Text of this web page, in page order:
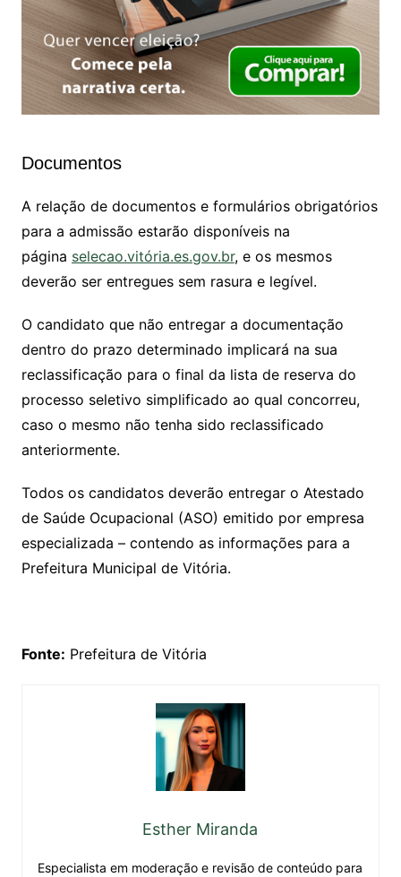
Documentos
A relação de documentos e formulários obrigatórios
para a admissão estarão disponíveis na
página selecao.vitória.es.gov.br, e os mesmos
deverão ser entregues sem rasura e legível.
O candidato que não entregar a documentação
dentro do prazo determinado implicará na sua
reclassificação para o final da lista de reserva do
processo seletivo simplificado ao qual concorreu,
caso o mesmo não tenha sido reclassificado
anteriormente.
Todos os candidatos deverão entregar o Atestado
de Saúde Ocupacional (ASO) emitido por empresa
especializada – contendo as informações para a
Prefeitura Municipal de Vitória.
Fonte: Prefeitura de Vitória
Esther Miranda
Especialista em moderação e revisão de conteúdo para